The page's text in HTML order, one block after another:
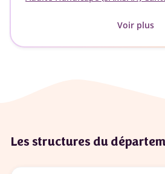
Voir plus
Les structures du